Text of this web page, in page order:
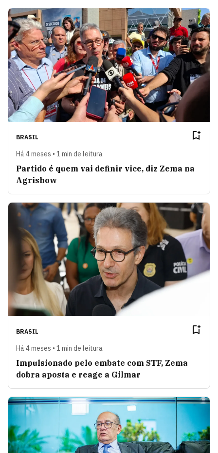
BRASIL
Há 4 meses • 1 min de leitura
Partido é quem vai definir vice, diz Zema na
Agrishow
BRASIL
Há 4 meses • 1 min de leitura
Impulsionado pelo embate com STF, Zema
dobra aposta e reage a Gilmar